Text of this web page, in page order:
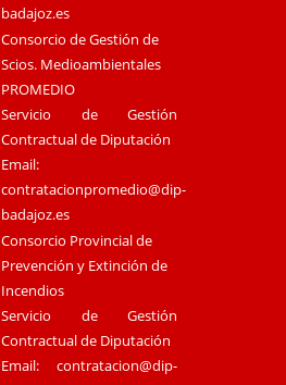
badajoz.es
Consorcio de Gestión de
Scios. Medioambientales
PROMEDIO
Servicio de Gestión
Contractual de Diputación
Email:
contratacionpromedio@dip-
badajoz.es
Consorcio Provincial de
Prevención y Extinción de
Incendios
Servicio de Gestión
Contractual de Diputación
Email:contratacion@dip-